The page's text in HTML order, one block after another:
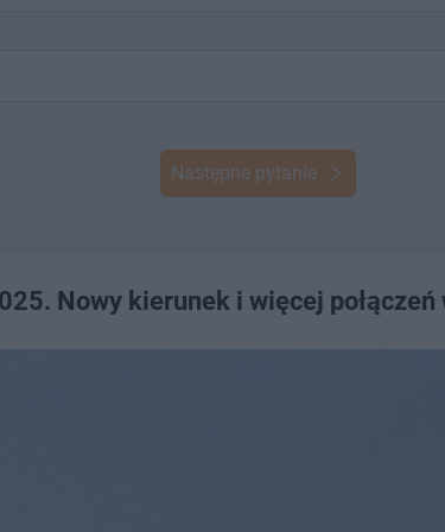
Następne pytanie
Nowy kierunek i więcej